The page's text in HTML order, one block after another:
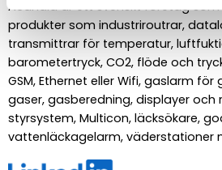
Acandia är ett svenskt företag
produkter som industriroutrar,
transmittrar för temperatur,
barometertryck, CO2, flöde och
GSM, Ethernet eller Wifi, gaslarm
gaser, gasberedning, displayer och
styrsystem, Multicon, läcksökare,
vattenläckagelarm, väderstationer